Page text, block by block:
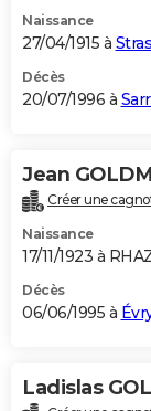
Naissance
27/04/1915 à
Décès
20/07/1996 à
Jean
Créer une
Naissance
17/11/1923 à
Décès
06/06/1995 à
Ladislas